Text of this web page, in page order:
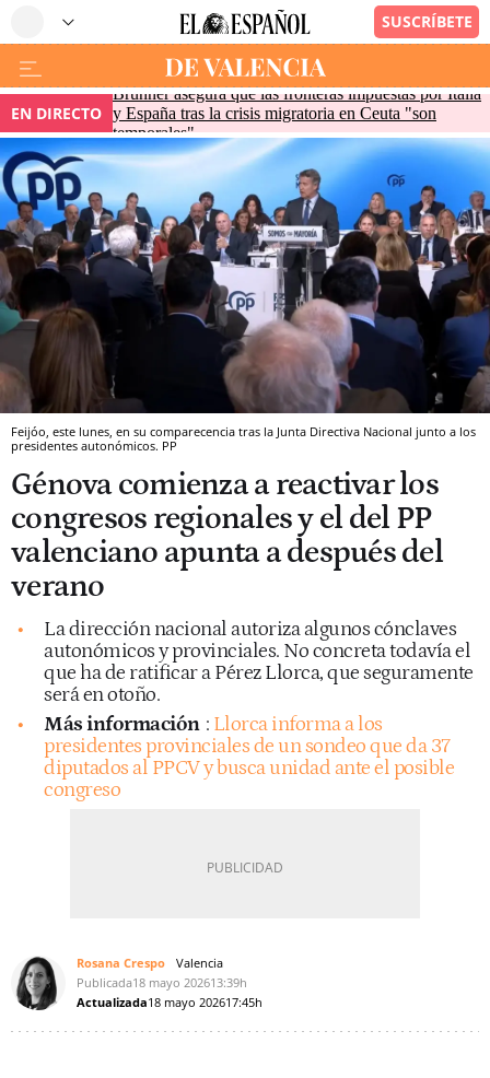
EN DIRECTO
Brunner asegura que las fronteras impuestas por Italia
y España tras la crisis migratoria en Ceuta "son
temporales"
Feijóo, este lunes, en su comparecencia tras la Junta Directiva Nacional junto a los
presidentes autonómicos. PP
Génova comienza a reactivar los
congresos regionales y el del PP
valenciano apunta a después del
verano
La dirección nacional autoriza algunos cónclaves
autonómicos y provinciales. No concreta todavía el
que ha de ratificar a Pérez Llorca, que seguramente
será en otoño.
Más información : Llorca informa a los
presidentes provinciales de un sondeo que da 37
diputados al PPCV y busca unidad ante el posible
congreso
Rosana Crespo
Valencia
Publicada18 mayo 202613:39h
Actualizada18 mayo 202617:45h